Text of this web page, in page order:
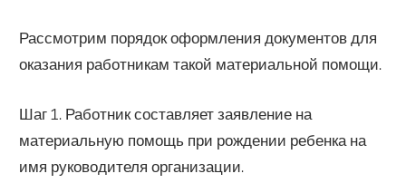
Рассмотрим порядок оформления документов для
оказания работникам такой материальной помощи.
Шаг 1. Работник составляет заявление на
материальную помощь при рождении ребенка на
имя руководителя организации.